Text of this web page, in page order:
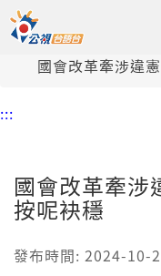
中央內容區塊
頭頁
國會改革牽涉違
:::
國會改革牽涉
按呢袂穩
發布時間: 2024-10-